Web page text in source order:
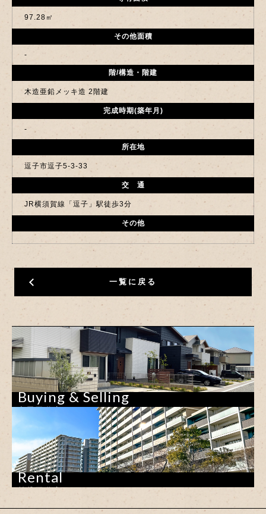
97.28㎡
その他面積
-
階/構造・階建
木造亜鉛メッキ造 2階建
完成時期(築年月)
-
所在地
逗子市逗子5-3-33
交 通
JR横須賀線「逗子」駅徒歩3分
その他
一覧に戻る
Buying & Selling
Rental
賃貸不動産